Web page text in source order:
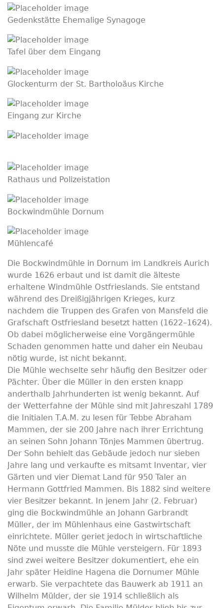
Gedenkstätte Ehemalige Synagoge
Tafel über dem Eingang
Glockenturm der St. Bartholoäus Kirche
Eingang zur Kirche
Rathaus und Polizeistation
Bockwindmühle Dornum
Mühlencafé
Die Bockwindmühle in Dornum im Landkreis Aurich
wurde 1626 erbaut und ist damit die älteste
erhaltene Windmühle Ostfrieslands. Sie entstand
während des Dreißigjährigen Krieges, kurz
nachdem die Truppen des Grafen von Mansfeld die
Grafschaft Ostfriesland besetzt hatten (1622–1624).
Ob dabei möglicherweise eine Vorgängermühle
Schaden genommen hatte und daher ein Neubau
nötig wurde, ist nicht bekannt.
Die Mühle wechselte sehr häufig den Besitzer oder
Pächter. Über die Müller in den ersten knapp
anderthalb Jahrhunderten ist wenig bekannt. Auf
der Wetterfahne der Mühle sind mit Jahreszahl 1789
die Initialen T.A.M. zu lesen für Tebbe Abraham
Mammen, der sie 200 Jahre nach ihrer Errichtung
an seinen Sohn Johann Tönjes Mammen übertrug.
Der Sohn behielt das Gebäude jedoch nur sieben
Jahre lang und verkaufte es mitsamt Inventar, vier
Gärten und vier Diemat Land für 950 Taler an
Hermann Gottfried Mammen. Bis 1882 sind weitere
vier Besitzer bekannt. In jenem Jahr (2. Februar)
ging die Bockwindmühle an Johann Garbrandt
Müller, der im Mühlenhaus eine Gastwirtschaft
einrichtete. Müller geriet jedoch in wirtschaftliche
Nöte und musste die Mühle versteigern. Für 1893
sind zwei weitere Besitzer dokumentiert, ehe ein
Jahr später Heidine Hagena die Dornumer Mühle
erwarb. Sie verpachtete das Bauwerk ab 1911 an
Wilhelm Mülder, der sie 1914 schließlich als